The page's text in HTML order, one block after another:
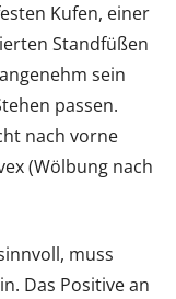
Kufen, einer
Standfüßen
sein
passen.
nach vorne
(Wölbung nach
muss
Das Positive an